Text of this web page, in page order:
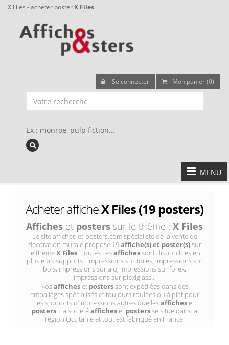
X Files - acheter posterX Files
Se connecter Mon panier (0)
Ex : monroe, pulp fiction...
MENU
Acheter afficheX Files (19 posters)
Affiches et posters sur le thème : X Files
Le site affiches-et-posters.com spécialiste de la vente de
décoration murale propose 19affiche(s) et poster(s)sur
le thèmeX Files. Toutes cesaffichessont disponibles en
plusieurs supports : impressions sur toiles, impressions sur
bois, impressions sur alu, impressions sur forex,
impressions sur plexiglass...
Nosafficheset posterssont expédiées dans des
emballages spécialisés et toujours roulées ou à plat pour
les supports d'impressions autres que lesafficheset
posters. La sociétéafficheset postersse situe dans la
région Occitanie et tout est fabriqué en France.